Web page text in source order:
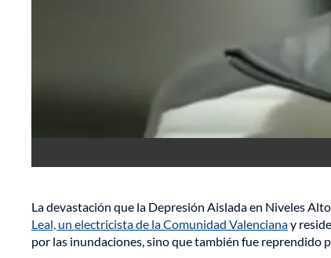
La devastación que la Depresión Aislada en Niveles
Leal, un electricista de la Comunidad Valencianay
por las inundaciones, sino que también fue reprendido